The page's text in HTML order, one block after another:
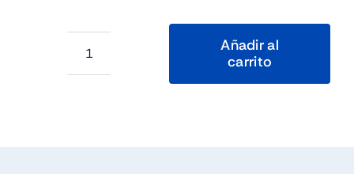
Nanocable
Añadir al
carrito